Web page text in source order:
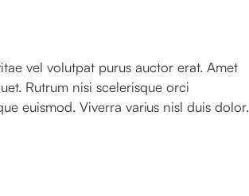
vel volutpat purus auctor erat. Amet
Rutrum nisi scelerisque orci
euismod. Viverra varius nisl duis dolor.